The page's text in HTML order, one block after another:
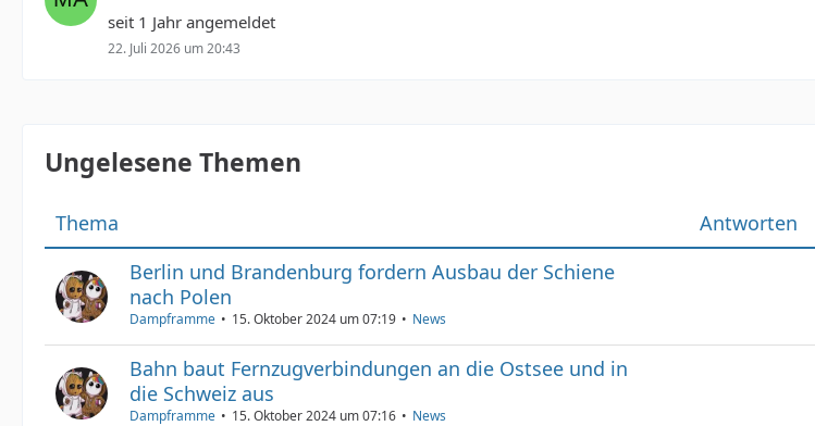
seit 1 Jahr angemeldet
22. Juli 2026 um 20:43
Ungelesene Themen
Thema Antworten
Berlin und Brandenburg fordern Ausbau der Schiene
nach Polen
Dampframme 15. Oktober 2024 um 07:19 News
Bahn baut Fernzugverbindungen an die Ostsee und in
die Schweiz aus
Dampframme 15. Oktober 2024 um 07:16 News